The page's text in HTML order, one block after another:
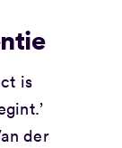
is
der